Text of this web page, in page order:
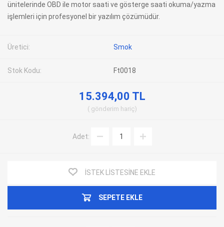
ünitelerinde OBD ile motor saati ve gösterge saati okuma/yazma
işlemleri için profesyonel bir yazılım çözümüdür.
Üretici: Smok
Stok Kodu: Ft0018
15.394,00 TL
gönderim hariç
Adet:
İSTEK LISTESINE EKLE
SEPETE EKLE